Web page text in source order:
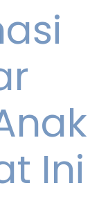
Ini